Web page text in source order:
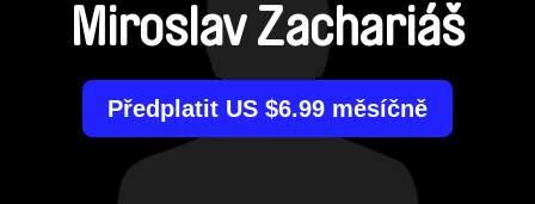
Miroslav Zachariáš
Předplatit US $6.99 měsíčně